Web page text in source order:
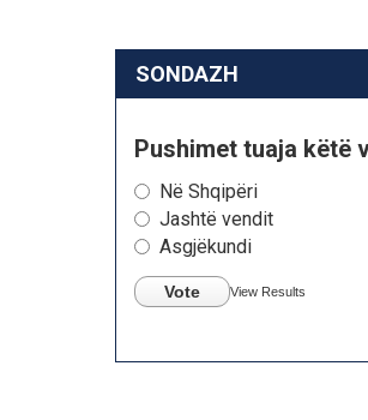
SONDAZH
Pushimet tuaja këtë
Në Shqipëri
Jashtë vendit
Asgjëkundi
Vote View Results